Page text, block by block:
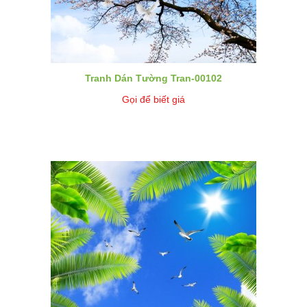
Tranh Dán Tường Tran-00102
Gọi để biết giá